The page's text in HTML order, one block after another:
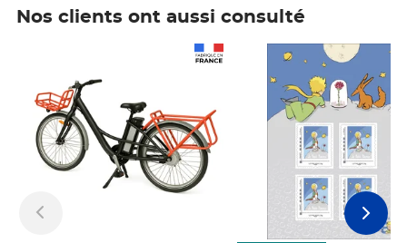
Nos clients ont aussi consulté
Prix 7,50€